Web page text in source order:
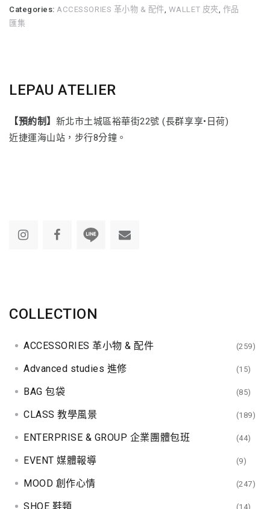
Categories: ACCESSORIES 革小物 & 配件 WALLET 皮夾 作品
匯集
LEPAU ATELIER
【預約制】 新北市土城區裕華街22號 (長群享享•日荷)
近捷運海山站，步行8分鐘。
COLLECTION
ACCESSORIES 革小物 & 配件 (259)
Advanced studies 進修 (15)
BAG 包袋 (85)
CLASS 教學風景 (189)
ENTERPRISE & GROUP 企業團體包班 (44)
EVENT 媒體報導 (9)
MOOD 創作心情 (247)
SHOE 鞋類 (14)